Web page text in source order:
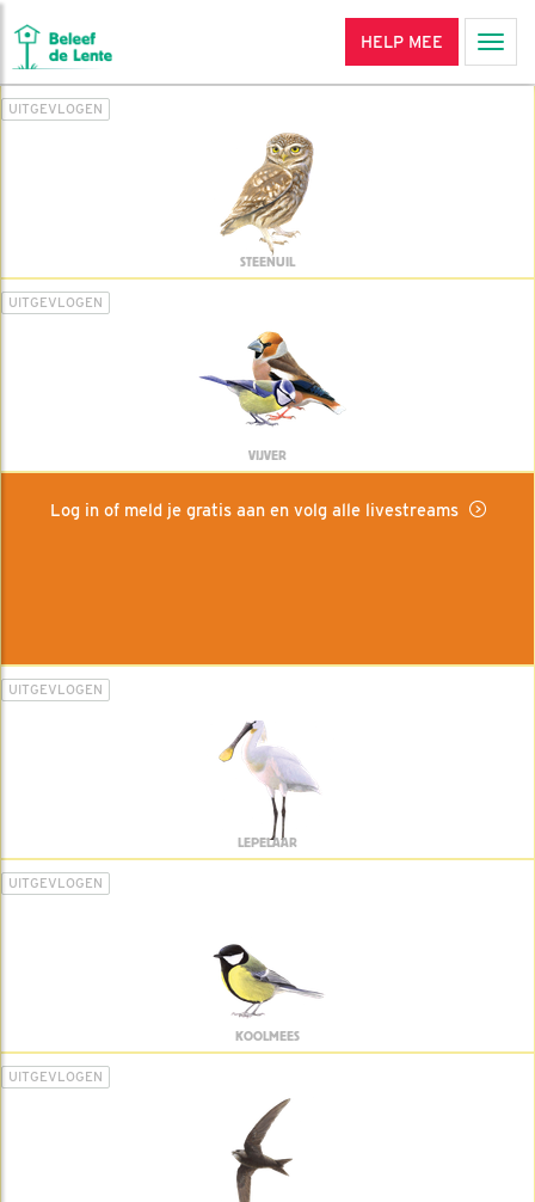
HELP MEE
UITGEVLOGEN
STEENUIL
UITGEVLOGEN
VIJVER
Log in of meld je gratis aan en volg alle livestreams
UITGEVLOGEN
LEPELAAR
UITGEVLOGEN
KOOLMEES
UITGEVLOGEN